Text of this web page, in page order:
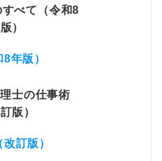
年版）
訂版）